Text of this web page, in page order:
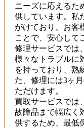
ニーズに応えるた
供しています。私
がけており、お客
ことで、安心して
修理サービスでは
様々なトラブルに
を持っており、熟
た、修理には3ヶ
ただけます。
買取サービスでは
故障品まで幅広く
供するため、最低